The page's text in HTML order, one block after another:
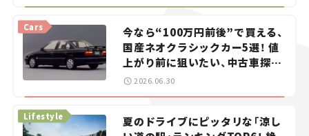
今なら“100万円前後”で買える、
国産ネオクラシックカー5選！ 値
上がり前に狙いたい、中古車探し
をお手伝い――ちょっとイケてるマ
Cars
2026.06.30
夏のドライブにピッタリな「涼し
Lifestyle